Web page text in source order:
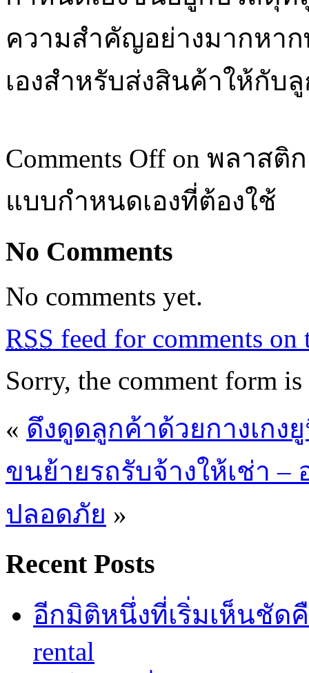
ความสำคัญอย่างมากหา
เองสำหรับส่งสินค้าให้กับ
Comments Off on พลาสติ
แบบกำหนดเองที่ต้องใช้
No Comments
No comments yet.
RSS feed for comments on
Sorry, the comment form
« ดึงดูดลูกค้าด้วยกางเก
ขนย้ายรถรับจ้างให้เช่า –
ปลอดภัย »
Recent Posts
อีกมิติหนึ่งที่เริ่มเห็นชัดคื
rental